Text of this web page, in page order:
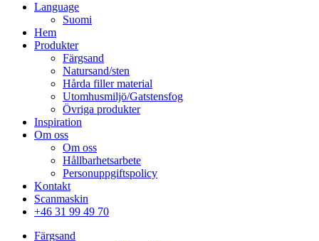
Language
Suomi
Hem
Produkter
Färgsand
Natursand/sten
Hårda filler material
Utomhusmiljö/Gatstensfog
Övriga produkter
Inspiration
Om oss
Om oss
Hållbarhetsarbete
Personuppgiftspolicy
Kontakt
Scanmaskin
+46 31 99 49 70
Färgsand